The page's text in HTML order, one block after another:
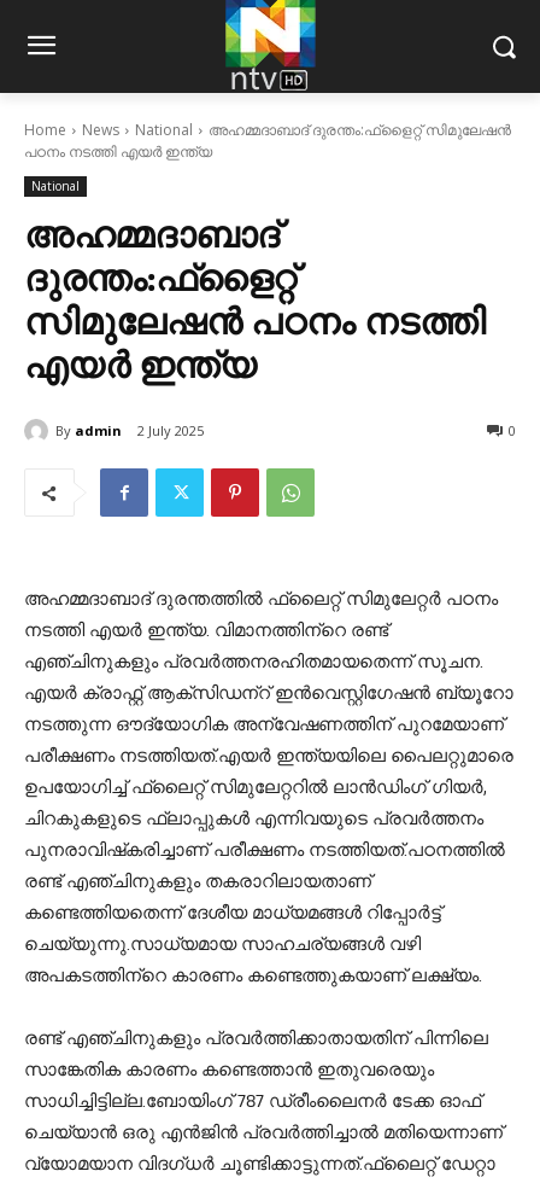
Home News National
അഹമ്മദാബാദ് ദുരന്തം:ഫ്‌ളൈറ്റ് സിമുലേഷന്‍
പഠനം നടത്തി എയര്‍ ഇന്ത്യ
National
അഹമ്മദാബാദ്
ദുരന്തം:ഫ്‌ളൈറ്റ്
സിമുലേഷന്‍ പഠനം നടത്തി
എയര്‍ ഇന്ത്യ
By admin 2 July 2025 0
അഹമ്മദാബാദ് ദുരന്തത്തില്‍ ഫ്‌ലൈറ്റ് സിമുലേറ്റര്‍ പഠനം
നടത്തി എയര്‍ ഇന്ത്യ. വിമാനത്തിന്‌റെ രണ്ട്
എഞ്ചിനുകളും പ്രവര്‍ത്തനരഹിതമായതെന്ന് സൂചന.
എയര്‍ ക്രാഫ്റ്റ് ആക്‌സിഡന്‌റ് ഇന്‍വെസ്റ്റിഗേഷന്‍ ബ്യൂറോ
നടത്തുന്ന ഔദ്യോഗിക അന്വേഷണത്തിന് പുറമേയാണ്
പരീക്ഷണം നടത്തിയത്.എയര്‍ ഇന്ത്യയിലെ പൈലറ്റുമാരെ
ഉപയോഗിച്ച് ഫ്‌ലൈറ്റ് സിമുലേറ്ററില്‍ ലാന്‍ഡിംഗ് ഗിയര്‍,
ചിറകുകളുടെ ഫ്‌ലാപ്പുകള്‍ എന്നിവയുടെ പ്രവര്‍ത്തനം
പുനരാവിഷ്‌കരിച്ചാണ് പരീക്ഷണം നടത്തിയത്.പഠനത്തില്‍
രണ്ട് എഞ്ചിനുകളും തകരാറിലായതാണ്
കണ്ടെത്തിയതെന്ന് ദേശീയ മാധ്യമങ്ങള്‍ റിപ്പോര്‍ട്ട്
ചെയ്യുന്നു.സാധ്യമായ സാഹചര്യങ്ങള്‍ വഴി
അപകടത്തിന്‌റെ കാരണം കണ്ടെത്തുകയാണ് ലക്ഷ്യം.
രണ്ട് എഞ്ചിനുകളും പ്രവര്‍ത്തിക്കാതായതിന് പിന്നിലെ
സാങ്കേതിക കാരണം കണ്ടെത്താന്‍ ഇതുവരെയും
സാധിച്ചിട്ടില്ല.ബോയിംഗ് 787 ഡ്രീംലൈനര്‍ ടേക്ക ഓഫ്
ചെയ്യാന്‍ ഒരു എന്‍ജിന്‍ പ്രവര്‍ത്തിച്ചാല്‍ മതിയെന്നാണ്
വ്യോമയാന വിദഗ്ധര്‍ ചൂണ്ടിക്കാട്ടുന്നത്.ഫ്‌ലൈറ്റ് ഡേറ്റാ